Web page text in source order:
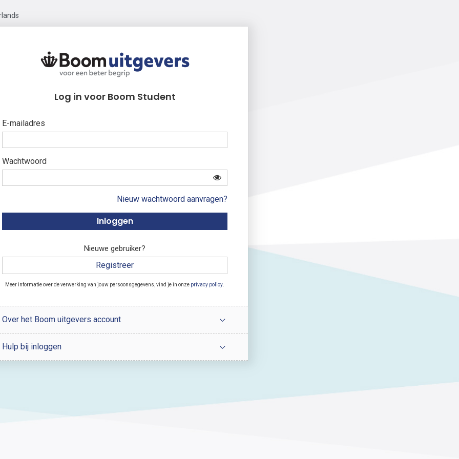
Log in voor Boom Student
E-mailadres
Wachtwoord
Nieuw wachtwoord aanvragen?
Nieuwe gebruiker?
Registreer
Meer informatie over de verwerking van jouw persoonsgegevens, vind je in onze privacy policy
Over het Boom uitgevers account
Hulp bij inloggen